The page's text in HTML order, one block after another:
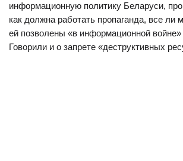
информационную политику Беларуси,
как должна работать пропаганда, все ли
ей позволены «в информационной войне»
Говорили и о запрете «деструктивных